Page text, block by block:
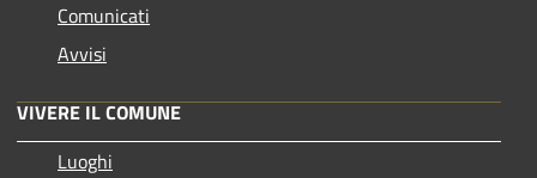
Comunicati
Avvisi
VIVERE IL COMUNE
Luoghi